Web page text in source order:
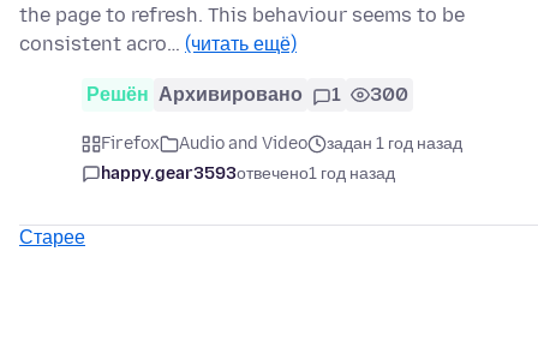
the page to refresh. This behaviour seems to be
consistent acro… (читать ещё)
Решён Архивировано 1 300
Firefox Audio and Video
задан 1 год назад
happy.gear3593отвечено1 год назад
Старее